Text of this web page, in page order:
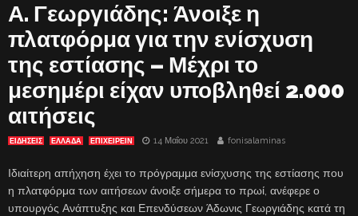
Α. Γεωργιάδης: Άνοιξε η
πλατφόρμα για την ενίσχυση
της εστίασης – Μέχρι το
μεσημέρι είχαν υποβληθεί 2.000
αιτήσεις
ΕΙΔΗΣΕΙΣ ΕΛΛΑΔΑ ΕΠΙΧΕΙΡΕΙΝ 14 Μαΐου 2021 fonisalaminas
Ιδιαίτερη απήχηση έχει το πρόγραμμα ενίσχυσης της εστίασης που
η πλατφόρμα των αιτήσεων άνοιξε σήμερα το πρωί, ανέφερε ο
υπουργός Ανάπτυξης και Επενδύσεων Άδωνις Γεωργιάδης κατά τη